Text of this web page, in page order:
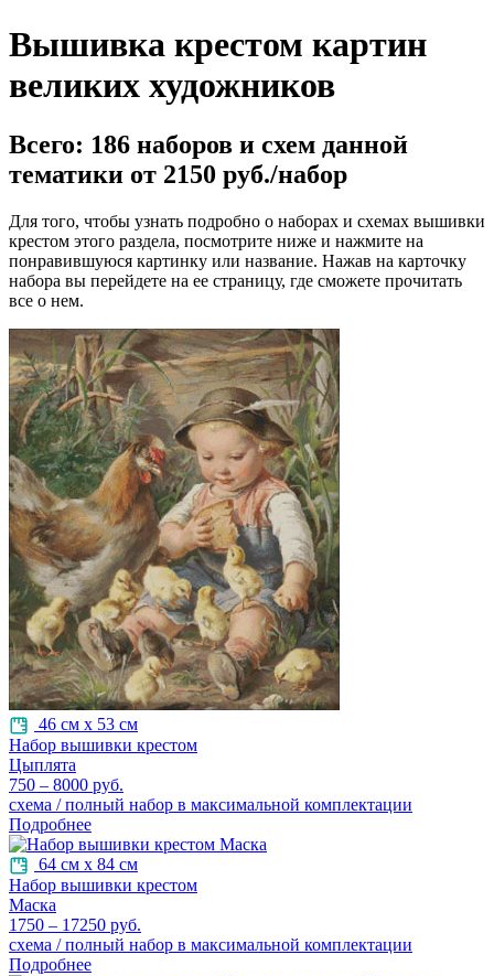
Вышивка крестом картин
великих художников
Всего: 186 наборов и схем данной
тематики от 2150 руб./набор
Для того, чтобы узнать подробно о наборах и схемах вышивки
крестом этого раздела, посмотрите ниже и нажмите на
понравившуюся картинку или название. Нажав на карточку
набора вы перейдете на ее страницу, где сможете прочитать
все о нем.
46 см х 53 см
Набор вышивки крестом
Цыплята
750 – 8000 руб.
схема / полный набор в максимальной комплектации
Подробнее
64 см х 84 см
Набор вышивки крестом
Маска
1750 – 17250 руб.
схема / полный набор в максимальной комплектации
Подробнее